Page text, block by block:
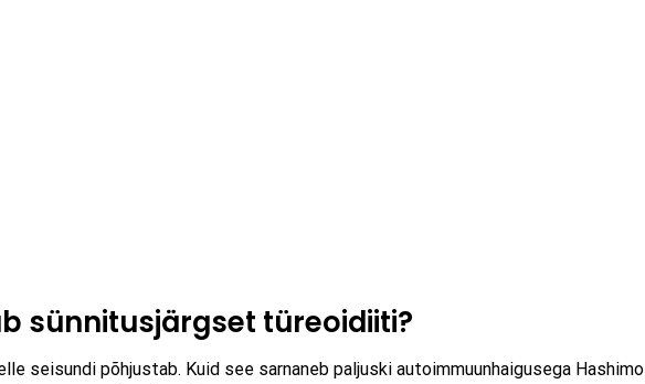
sünnitusjärgset türeoidiiti?
seisundi põhjustab. Kuid see sarnaneb paljuski autoimmuunhaigusega